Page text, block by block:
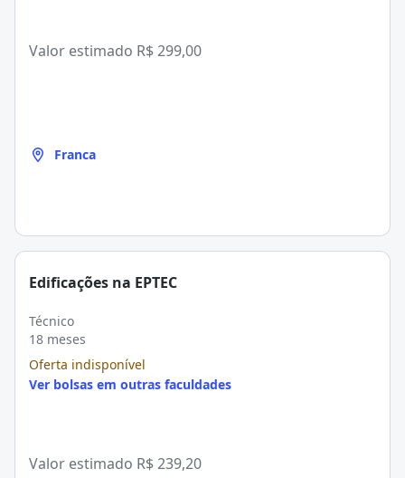
Valor estimado R$ 299,00
Franca
Edificações na EPTEC
Técnico
18 meses
Oferta indisponível
Ver bolsas em outras faculdades
Valor estimado R$ 239,20